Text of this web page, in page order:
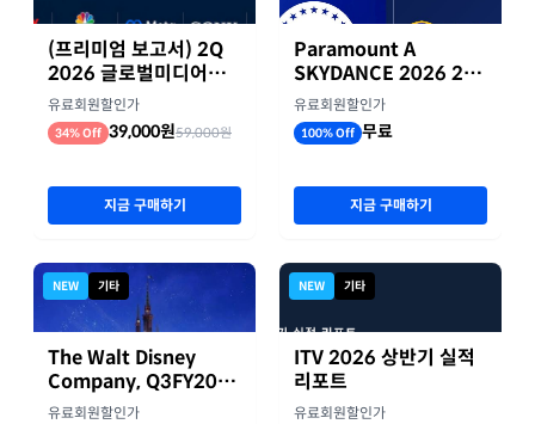
(프리미엄 보고서) 2Q
2026 글로벌미디어기
업 실적 종합 보고서
유료회원할인가
34% Off 39,000원59,000원
지금 구매하기
NEW 기타
The Walt Disney
Company, Q3FY2026
실적자료
유료회원할인가
Paramount A
SKYDANCE 2026 2분
기 실적
유료회원할인가
100% Off 무료
지금 구매하기
NEW 기타
ITV 2026 상반기 실적
리포트
유료회원할인가